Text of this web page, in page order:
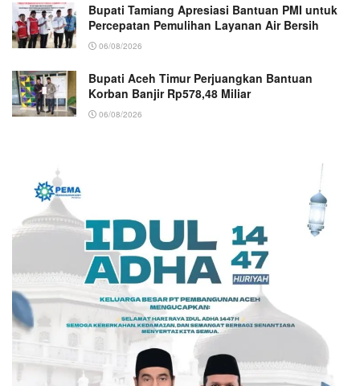
Bupati Tamiang Apresiasi Bantuan PMI untuk
Percepatan Pemulihan Layanan Air Bersih
06/08/2026
Bupati Aceh Timur Perjuangkan Bantuan
Korban Banjir Rp578,48 Miliar
06/08/2026